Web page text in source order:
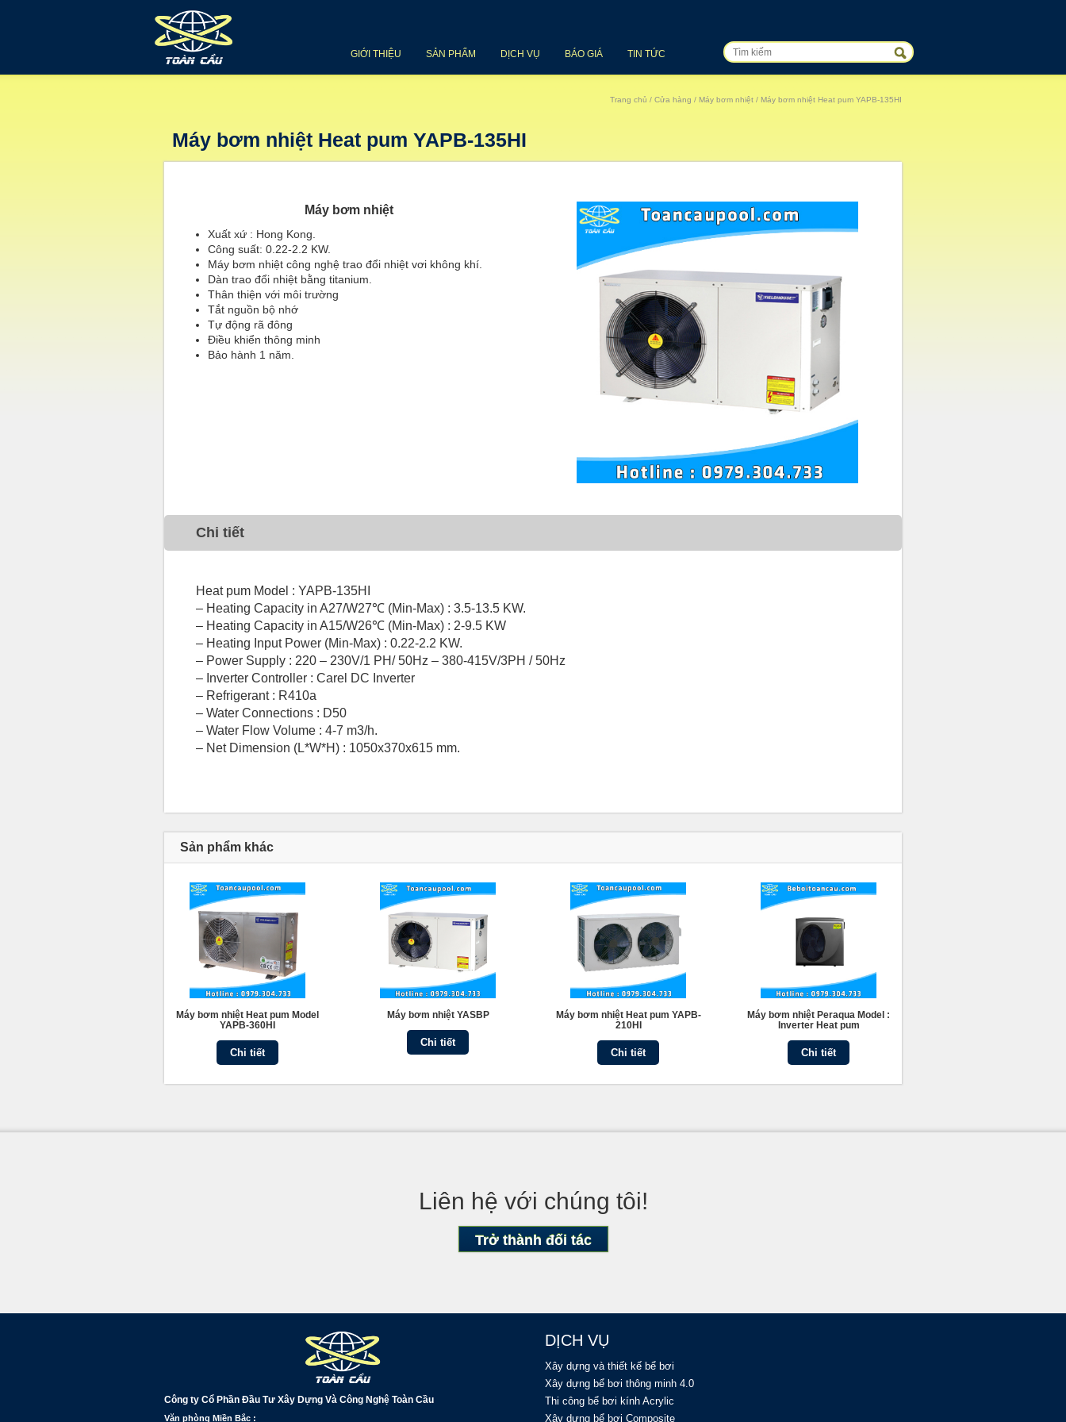
GIỚI THIỆU SẢN PHẨM DỊCH VỤ BÁO GIÁ TIN TỨC
Trang chủ / Cửa hàng / Máy bơm nhiệt / Máy bơm nhiệt Heat pum YAPB-135HI
Máy bơm nhiệt Heat pum YAPB-135HI
Máy bơm nhiệt
Xuất xứ : Hong Kong.
Công suất: 0.22-2.2 KW.
Máy bơm nhiệt công nghệ trao đổi nhiệt vơi không khí.
Dàn trao đổi nhiệt bằng titanium.
Thân thiện với môi trường
Tắt nguồn bộ nhớ
Tự động rã đông
Điều khiển thông minh
Bảo hành 1 năm.
Chi tiết
Heat pum Model : YAPB-135HI
– Heating Capacity in A27/W27℃ (Min-Max) : 3.5-13.5 KW.
– Heating Capacity in A15/W26℃ (Min-Max) : 2-9.5 KW
– Heating Input Power (Min-Max) : 0.22-2.2 KW.
– Power Supply : 220 – 230V/1 PH/ 50Hz – 380-415V/3PH / 50Hz
– Inverter Controller : Carel DC Inverter
– Refrigerant : R410a
– Water Connections : D50
– Water Flow Volume : 4-7 m3/h.
– Net Dimension (L*W*H) : 1050x370x615 mm.
Sản phẩm khác
Máy bơm nhiệt Heat pum Model
YAPB-360HI
Chi tiết
Máy bơm nhiệt YASBP
Chi tiết
Máy bơm nhiệt Heat pum YAPB-
210HI
Chi tiết
Máy bơm nhiệt Peraqua Model :
Inverter Heat pum
Chi tiết
Liên hệ với chúng tôi!
Trở thành đối tác
Công ty Cổ Phần Đầu Tư Xây Dựng Và Công Nghệ Toàn Cầu
Văn phòng Miền Bắc :
DỊCH VỤ
Xây dựng và thiết kế bể bơi
Xây dựng bể bơi thông minh 4.0
Thi công bể bơi kính Acrylic
Xây dựng bể bơi Composite